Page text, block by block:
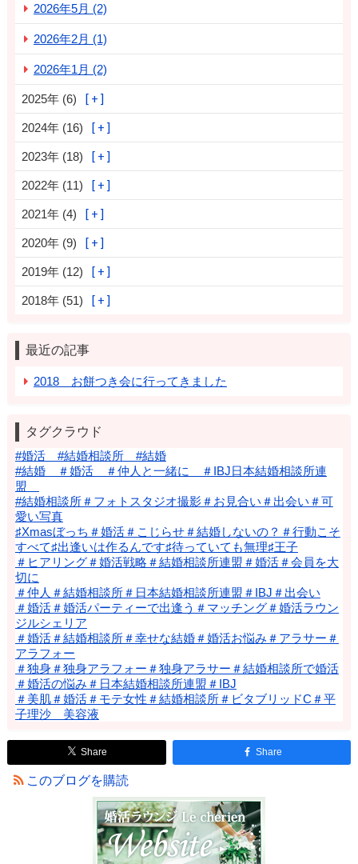
2026年5月 (2)
2026年2月 (1)
2026年1月 (2)
2025年 (6)
2024年 (16)
2023年 (18)
2022年 (11)
2021年 (4)
2020年 (9)
2019年 (12)
2018年 (51)
最近の記事
2018 お餅つき会に行ってきました
タグクラウド
#婚活 #結婚相談所 #結婚
#結婚 ＃婚活 ＃仲人と一緒に ＃IBJ日本結婚相談所連
盟
#結婚相談所＃フォトスタジオ撮影＃お見合い＃出会い＃可
愛い写真
♯Xmasぼっち＃婚活＃こじらせ＃結婚しないの？＃行動こそ
すべて♯出逢いは作るんです♯待っていても無理♯王子
＃ヒアリング＃婚活戦略＃結婚相談所連盟＃婚活＃会員を大
切に
＃仲人＃結婚相談所＃日本結婚相談所連盟＃IBJ＃出会い
＃婚活＃婚活パーティーで出逢う＃マッチング＃婚活ラウン
ジルシェリア
＃婚活＃結婚相談所＃幸せな結婚＃婚活お悩み＃アラサー＃
アラフォー
＃独身＃独身アラフォー＃独身アラサー＃結婚相談所で婚活
＃婚活の悩み＃日本結婚相談所連盟＃IBJ
＃美肌＃婚活＃モテ女性＃結婚相談所＃ビタブリッドC＃平
子理沙 美容液
Share Share
このブログを購読